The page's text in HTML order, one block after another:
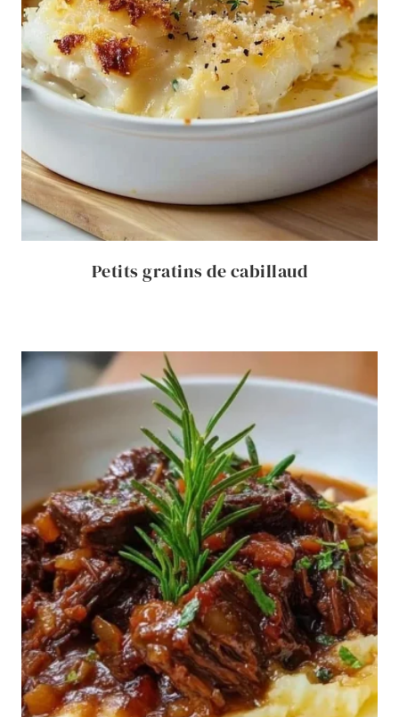
Petits gratins de cabillaud